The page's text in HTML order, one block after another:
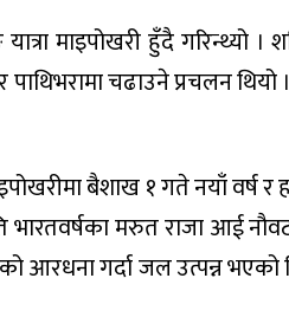
माइपोखरी हुँदै गरिन्थ्यो ।
चढाउने प्रचलन थियो
बैशाख १ गते नयाँ वर्ष
मरुत राजा आई
आरधना गर्दा जल उत्पन्न भएको